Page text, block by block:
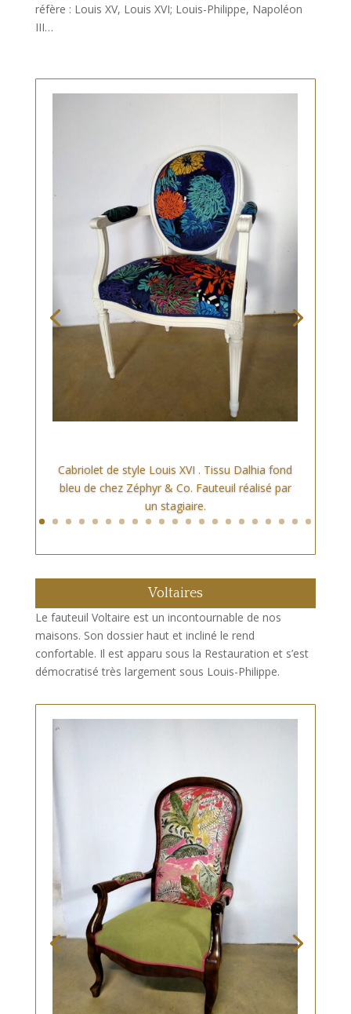
réfère : Louis XV, Louis XVI; Louis-Philippe, Napoléon
III…
Cabriolet de style Louis XVI . Tissu Dalhia fond
bleu de chez Zéphyr & Co. Fauteuil réalisé par
un stagiaire.
Voltaires
Le fauteuil Voltaire est un incontournable de nos
maisons. Son dossier haut et incliné le rend
confortable. Il est apparu sous la Restauration et s’est
démocratisé très largement sous Louis-Philippe.